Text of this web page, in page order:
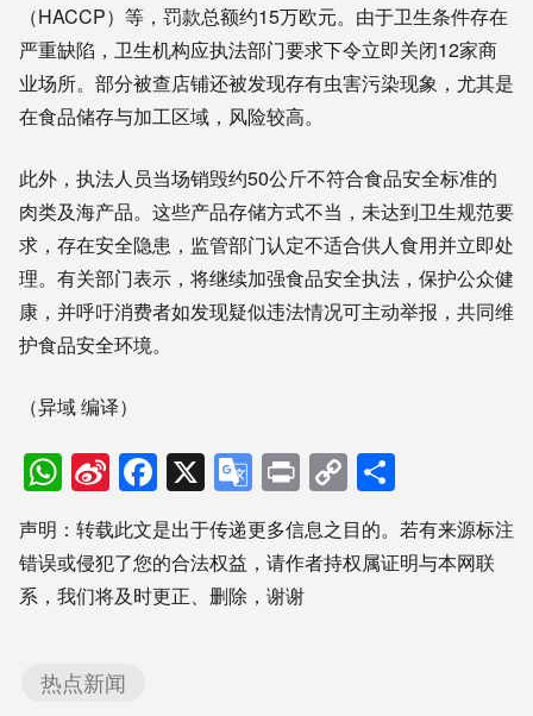
（HACCP）等，罚款总额约15万欧元。由于卫生条件存在
严重缺陷，卫生机构应执法部门要求下令立即关闭12家商
业场所。部分被查店铺还被发现存有虫害污染现象，尤其是
在食品储存与加工区域，风险较高。
此外，执法人员当场销毁约50公斤不符合食品安全标准的
肉类及海产品。这些产品存储方式不当，未达到卫生规范要
求，存在安全隐患，监管部门认定不适合供人食用并立即处
理。有关部门表示，将继续加强食品安全执法，保护公众健
康，并呼吁消费者如发现疑似违法情况可主动举报，共同维
护食品安全环境。
（异域 编译）
WhatsApp
Sina
Weibo
Facebook
X Google
Translate
PrintCopy
Link享
声明：转载此文是出于传递更多信息之目的。若有来源标注
错误或侵犯了您的合法权益，请作者持权属证明与本网联
系，我们将及时更正、删除，谢谢
热点新闻